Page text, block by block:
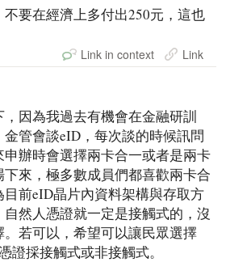
要在經濟上多付出250元，這也
Link in context Link
因為我過去有機會在金融研訓
管會談eID，每次談的時候訊問
辦時會選擇兩卡合一或者是兩卡
來，極多數成員們都喜歡兩卡合
前eID晶片內資料架構與存取方
然人憑證就一定是接觸式的，沒
若可以，希望可以讓民眾選擇
證採接觸式或非接觸式。